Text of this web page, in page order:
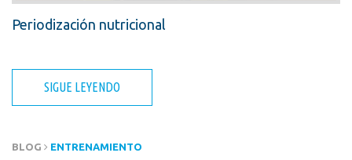
Periodización nutricional
SIGUE LEYENDO
BLOG ENTRENAMIENTO